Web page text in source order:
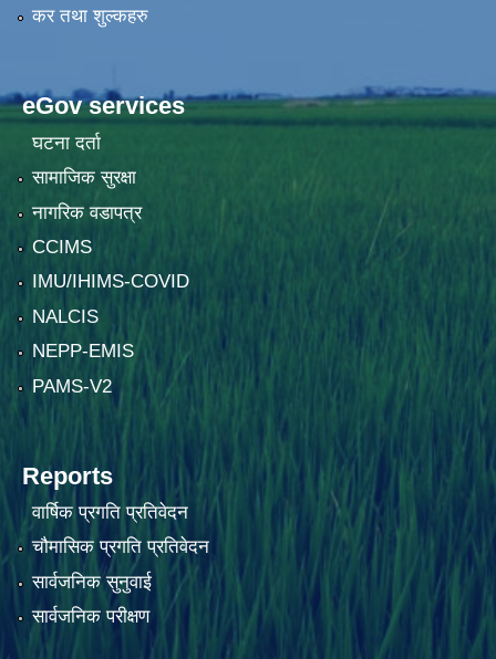
कर तथा शुल्कहरु
eGov services
घटना दर्ता
सामाजिक सुरक्षा
नागरिक वडापत्र
CCIMS
IMU/IHIMS-COVID
NALCIS
NEPP-EMIS
PAMS-V2
Reports
वार्षिक प्रगति प्रतिवेदन
चौमासिक प्रगति प्रतिवेदन
सार्वजनिक सुनुवाई
सार्वजनिक परीक्षण